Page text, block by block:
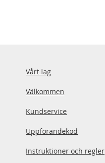
Vårt lag
Välkommen
Kundservice
Uppförandekod
Instruktioner och regler